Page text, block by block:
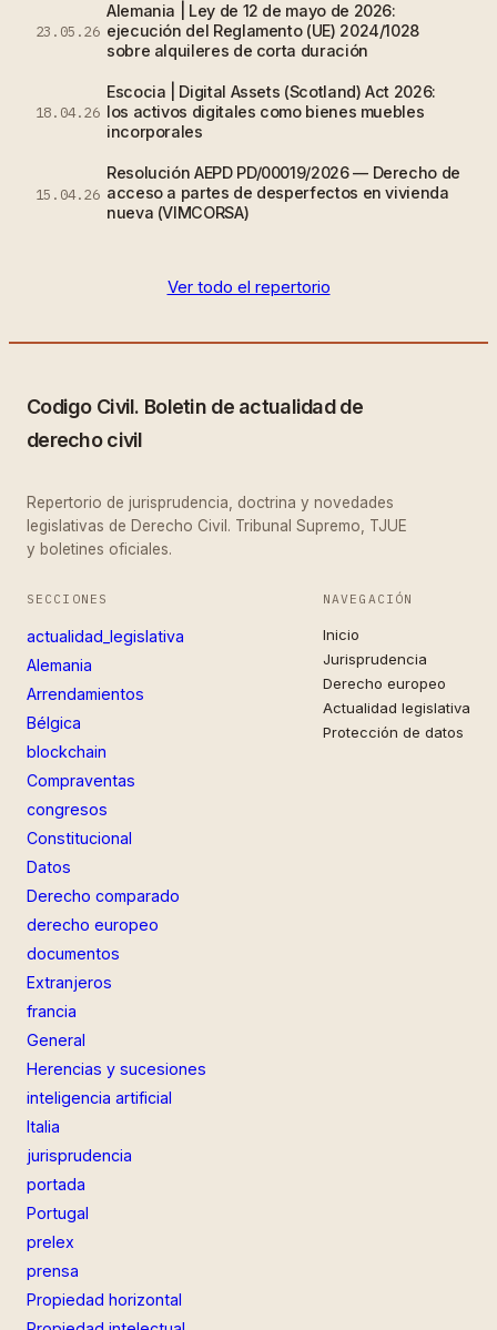
23.05.26
Alemania | Ley de 12 de mayo de 2026:
ejecución del Reglamento (UE) 2024/1028
sobre alquileres de corta duración
18.04.26
Escocia | Digital Assets (Scotland) Act 2026:
los activos digitales como bienes muebles
incorporales
15.04.26
Resolución AEPD PD/00019/2026 — Derecho de
acceso a partes de desperfectos en vivienda
nueva (VIMCORSA)
Ver todo el repertorio
Codigo Civil. Boletin de actualidad de
derecho civil
Repertorio de jurisprudencia, doctrina y novedades
legislativas de Derecho Civil. Tribunal Supremo, TJUE
y boletines oficiales.
SECCIONES
actualidad_legislativa
Alemania
Arrendamientos
Bélgica
blockchain
Compraventas
congresos
Constitucional
Datos
Derecho comparado
derecho europeo
documentos
Extranjeros
francia
General
Herencias y sucesiones
inteligencia artificial
Italia
jurisprudencia
portada
Portugal
prelex
prensa
Propiedad horizontal
NAVEGACIÓN
Inicio
Jurisprudencia
Derecho europeo
Actualidad legislativa
Protección de datos